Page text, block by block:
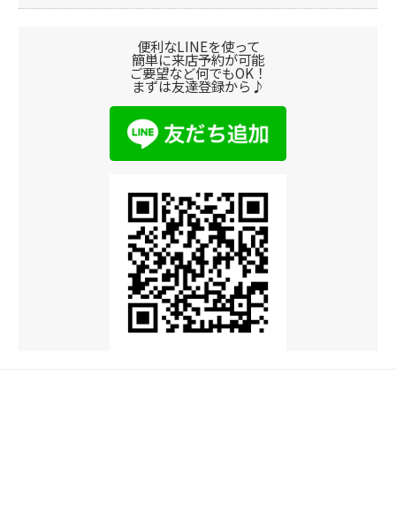
便利なLINEを使って
簡単に来店予約が可能
ご要望など何でもOK！
まずは友達登録から♪